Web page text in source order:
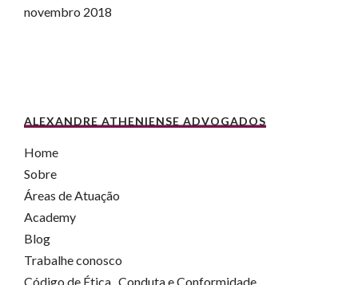
novembro 2018
ALEXANDRE ATHENIENSE ADVOGADOS
Home
Sobre
Áreas de Atuação
Academy
Blog
Trabalhe conosco
Código de Ética , Conduta e Conformidade